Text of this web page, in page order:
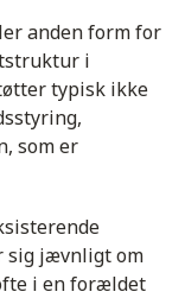
anden form for
i
typisk ikke
som er
sig jævnligt om
i en forældet